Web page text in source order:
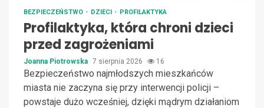
BEZPIECZEŃSTWO DZIECI PROFILAKTYKA
Profilaktyka, która chroni dzieci
przed zagrożeniami
Joanna Piotrowska 7 sierpnia 2026 16
Bezpieczeństwo najmłodszych mieszkańców
miasta nie zaczyna się przy interwencji policji –
powstaje dużo wcześniej, dzięki mądrym działaniom